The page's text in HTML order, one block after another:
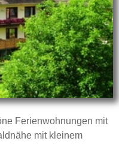
Ferienwohnungen mit
mit kleinem